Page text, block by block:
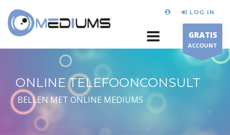
LOG IN
GRATIS
ACCOUNT
ONLINE TELEFOONCONSULT
BELLEN MET ONLINE MEDIUMS